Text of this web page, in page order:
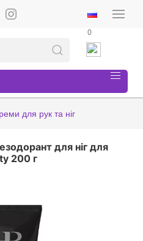
0
для рук та ніг
для ніг для
200 г